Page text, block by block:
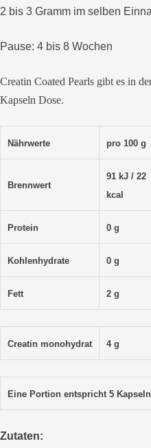
2 bis 3 Gramm im selben
Pause: 4 bis 8 Wochen
Creatin Coated Pearls gibt es in
Kapseln Dose.
Nährwerte pro 100 g
Brennwert
91 kJ / 22
kcal
Protein 0 g
Kohlenhydrate 0 g
Fett 2 g
Creatin monohydrat 4 g
Eine Portion entspricht 5
Zutaten: